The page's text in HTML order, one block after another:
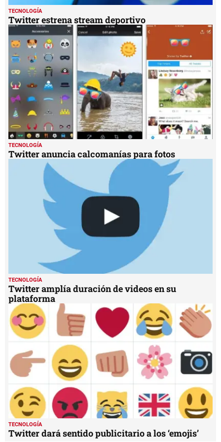
TECNOLOGÍA
Twitter estrena stream deportivo
TECNOLOGÍA
Twitter anuncia calcomanías para fotos
TECNOLOGÍA
Twitter amplía duración de videos en su
plataforma
TECNOLOGÍA
Twitter dará sentido publicitario a los ‘emojis’